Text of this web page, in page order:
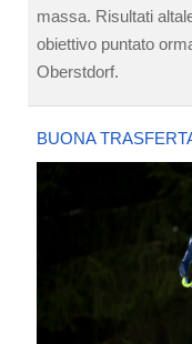
massa. Risultati
obiettivo puntato
Oberstdorf.
BUONA